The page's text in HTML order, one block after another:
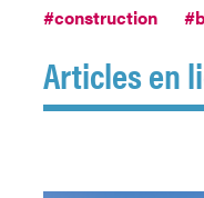
#construction
Articles en